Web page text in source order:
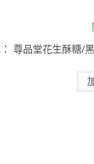
尊品堂花生酥糖/